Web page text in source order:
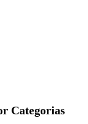
Categorias